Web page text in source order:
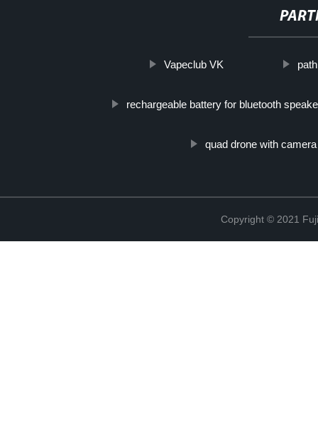
Vapeclub VK
rechargeable battery for bluetooth
quad drone with camera
Copyright © 2021